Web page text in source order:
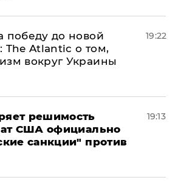
победу до новой
The Atlantic о том,
вокруг Украины
19:22
решимость
США официально
санкции" против
19:13